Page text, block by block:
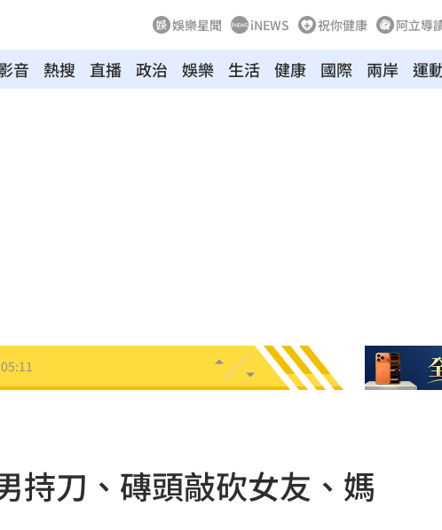
娛樂星聞 iNEWS 祝你健康 阿立導
音 熱搜 直播 政治 娛樂 生活 健康 國際 兩岸 運
05:10
持刀、磚頭敲砍女友、媽